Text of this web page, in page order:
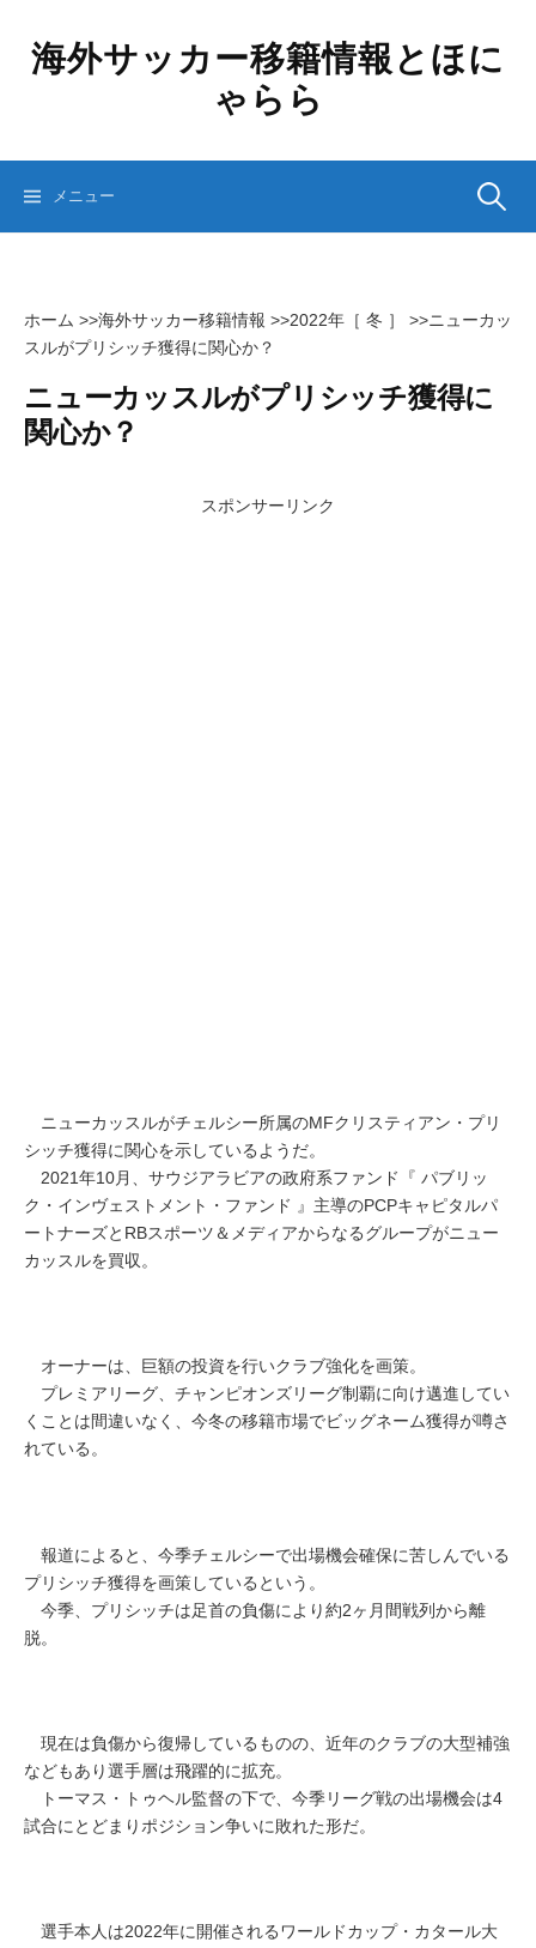
ッ
海外サッカー移籍情報とほに
ゃらら
メニュー 検
ホーム >>海外サッカー移籍情報 >>2022年［ 冬 ］ >>ニューカッ
スルがプリシッチ獲得に関心か？
ニューカッスルがプリシッチ獲得に
関心か？
スポンサーリンク
ニューカッスルがチェルシー所属のMFクリスティアン・プリ
シッチ獲得に関心を示しているようだ。
2021年10月、サウジアラビアの政府系ファンド『 パブリッ
ク・インヴェストメント・ファンド 』主導のPCPキャピタルパ
ートナーズとRBスポーツ＆メディアからなるグループがニュー
カッスルを買収。
オーナーは、巨額の投資を行いクラブ強化を画策。
プレミアリーグ、チャンピオンズリーグ制覇に向け邁進してい
くことは間違いなく、今冬の移籍市場でビッグネーム獲得が噂さ
れている。
報道によると、今季チェルシーで出場機会確保に苦しんでいる
プリシッチ獲得を画策しているという。
今季、プリシッチは足首の負傷により約2ヶ月間戦列から離
脱。
現在は負傷から復帰しているものの、近年のクラブの大型補強
などもあり選手層は飛躍的に拡充。
トーマス・トゥヘル監督の下で、今季リーグ戦の出場機会は4
試合にとどまりポジション争いに敗れた形だ。
選手本人は2022年に開催されるワールドカップ・カタール大